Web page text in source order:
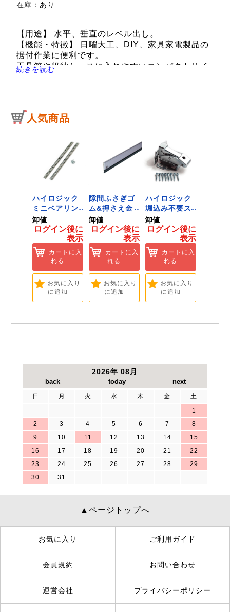
在庫：あり
【用途】 水平、垂直のレベル出し。
【機能・特徴】 日曜大工、DIY、家具家電製品の
据付作業に便利です。
工具箱や収納ケースに入れやすいコンパクトサイ
【仕様】 ●精度：±2.5mm/m。
●マグネット付。
●気泡管：グリーン。
続きを読む
人気商品
ハイロジック
ミニベアリン
グタイプ 310
ミリ 72958
Hardware]
卸値
ログイン後に
表示
カートに入
れる
お気に入り
に追加
隙間ふさぎゴ
ム&押さえ金
物 72909
卸値
ログイン後に
表示
カートに入
れる
お気に入り
に追加
ハイロジック
堀込み不要ス
ライド蝶番S
無兼用 P-726
Hardware]
卸値
ログイン後に
表示
カートに入
れる
お気に入り
に追加
2026年 08月
日 月 火 水 木 金
土
1
2
3 4 5 6 7
8
9
10 11 12 13 14
15
16
17 18 19 20 21
22
23
24 25 26 27 28
29
30
31
▲ページトップへ
お気に入り ご利用ガイド
会員規約 お問い合わせ
運営会社 プライバシーポリシー